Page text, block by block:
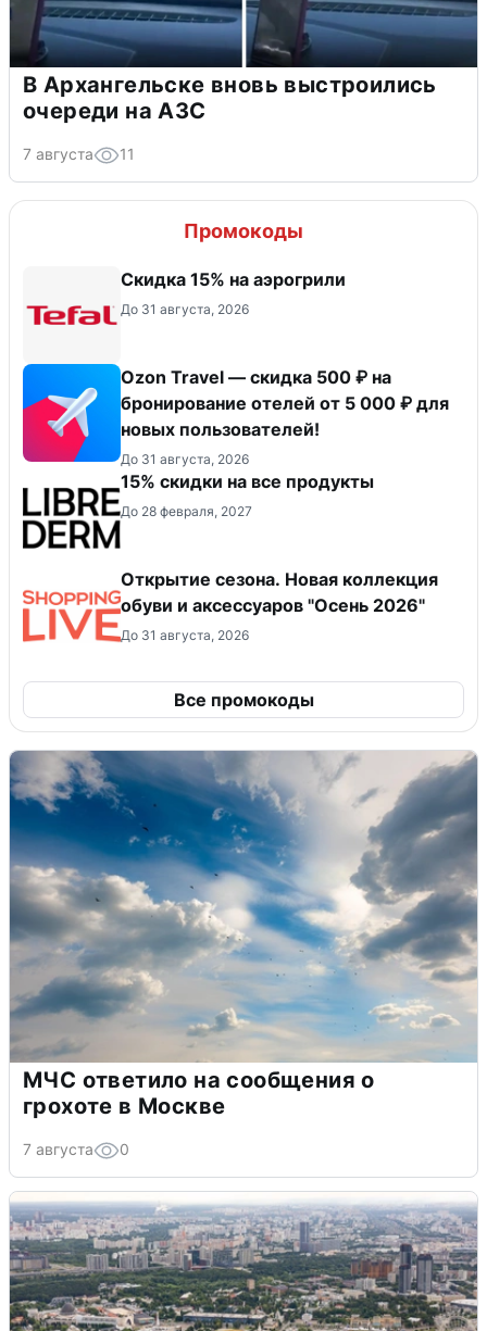
В Архангельске вновь выстроились
очереди на АЗС
7 августа 11
Промокоды
Скидка 15% на аэрогрили
До 31 августа, 2026
Ozon Travel — скидка 500 ₽ на
бронирование отелей от 5 000 ₽ для
новых пользователей!
До 31 августа, 2026
15% скидки на все продукты
До 28 февраля, 2027
Открытие сезона. Новая коллекция
обуви и аксессуаров "Осень 2026"
До 31 августа, 2026
Все промокоды
МЧС ответило на сообщения о
грохоте в Москве
7 августа 0